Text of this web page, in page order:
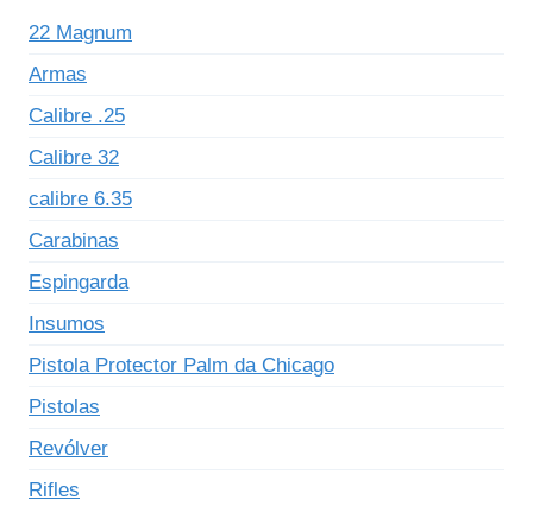
22 Magnum
Armas
Calibre .25
Calibre 32
calibre 6.35
Carabinas
Espingarda
Insumos
Pistola Protector Palm da Chicago
Pistolas
Revólver
Rifles